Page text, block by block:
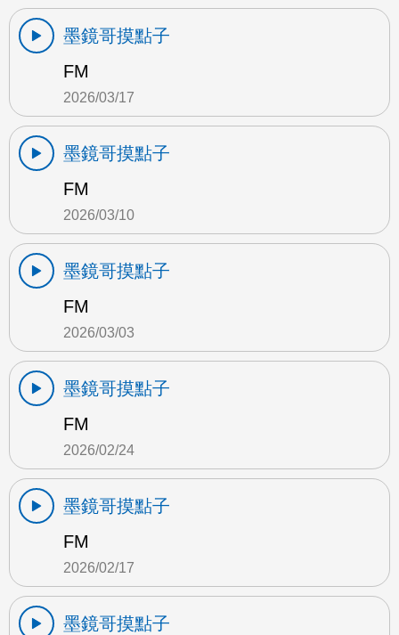
墨鏡哥摸點子
FM
2026/03/17
墨鏡哥摸點子
FM
2026/03/10
墨鏡哥摸點子
FM
2026/03/03
墨鏡哥摸點子
FM
2026/02/24
墨鏡哥摸點子
FM
2026/02/17
墨鏡哥摸點子